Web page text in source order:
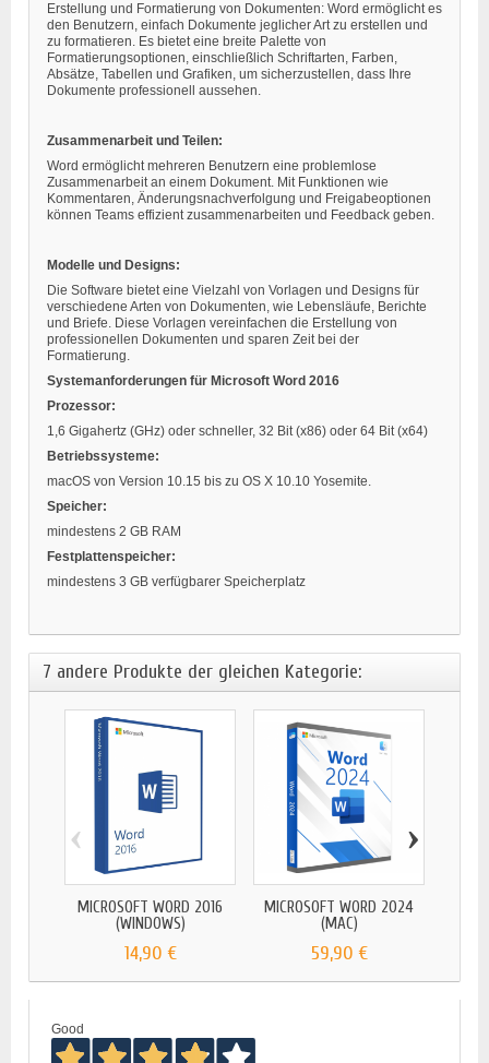
Erstellung und Formatierung von Dokumenten: Word ermöglicht es
den Benutzern, einfach Dokumente jeglicher Art zu erstellen und
zu formatieren. Es bietet eine breite Palette von
Formatierungsoptionen, einschließlich Schriftarten, Farben,
Absätze, Tabellen und Grafiken, um sicherzustellen, dass Ihre
Dokumente professionell aussehen.
Zusammenarbeit und Teilen:
Word ermöglicht mehreren Benutzern eine problemlose
Zusammenarbeit an einem Dokument. Mit Funktionen wie
Kommentaren, Änderungsnachverfolgung und Freigabeoptionen
können Teams effizient zusammenarbeiten und Feedback geben.
Modelle und Designs:
Die Software bietet eine Vielzahl von Vorlagen und Designs für
verschiedene Arten von Dokumenten, wie Lebensläufe, Berichte
und Briefe. Diese Vorlagen vereinfachen die Erstellung von
professionellen Dokumenten und sparen Zeit bei der
Formatierung.
Systemanforderungen für Microsoft Word 2016
Prozessor:
1,6 Gigahertz (GHz) oder schneller, 32 Bit (x86) oder 64 Bit (x64)
Betriebssysteme:
macOS von Version 10.15 bis zu OS X 10.10 Yosemite.
Speicher:
mindestens 2 GB RAM
Festplattenspeicher:
mindestens 3 GB verfügbarer Speicherplatz
7 andere Produkte der gleichen Kategorie:
MICROSOFT WORD 2016
(WINDOWS)
14,90 €
MICROSOFT WORD 2024
(MAC)
59,90 €
‹ ›
Good